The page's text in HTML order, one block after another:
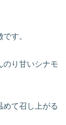
す。
のり甘いシナモ
めて召し上がる